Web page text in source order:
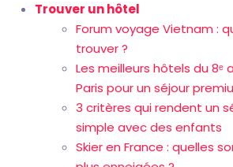
Trouver un hôtel
Forum voyage Vietnam :
trouver ?
Les meilleurs hôtels du 8ᵉ
Paris pour un séjour
3 critères qui rendent un
simple avec des enfants
Skier en France : quelles